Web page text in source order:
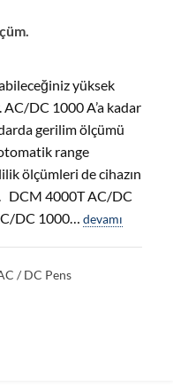
yüksek
DC 1000 A’a kadar
gerilim ölçümü
range
ölçümleri de cihazın
DCM 4000T AC/DC
DC 1000… devamı
/ DC Pens